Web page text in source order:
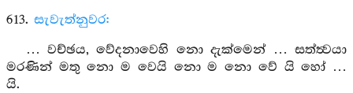
613. සැවැත්නුවර:
… වච්ඡය, වේදනාවෙහි නො දැක්මෙන් … සත්ත්‍වයා
මරණින් මතු නො ම වෙයි නො ම නො වේ යි හෝ …
යි.